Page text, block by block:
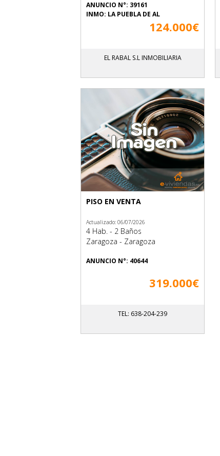
ANUNCIO N°: 39161
INMO: LA PUEBLA DE AL
124.000€
EL RABAL S.L INMOBILIARIA
PISO EN VENTA
Actualizado: 06/07/2026
4 Hab. - 2 Baños
Zaragoza - Zaragoza
ANUNCIO N°: 40644
319.000€
TEL: 638-204-239